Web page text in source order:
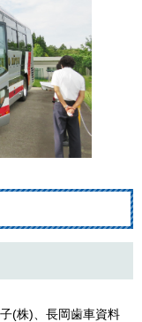
(株)、長岡歯車資料